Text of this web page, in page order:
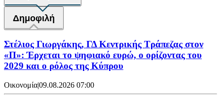
Δημοφιλή
Στέλιος Γιωργάκης, ΓΔ Κεντρικής Τράπεζας στον
«Π»: Έρχεται το ψηφιακό ευρώ, ο ορίζοντας του
2029 και ο ρόλος της Κύπρου
Οικονομία|09.08.2026 07:00